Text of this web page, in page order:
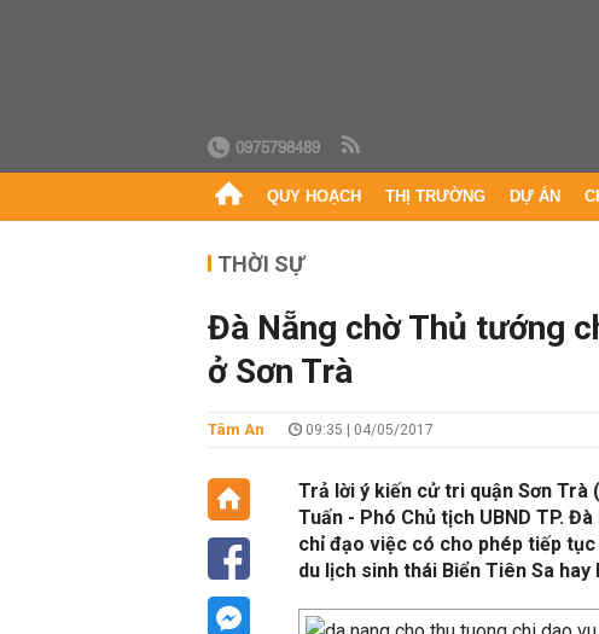
0975798489
QUY HOẠCH THỊ TRƯỜNG DỰ ÁN
THỜI SỰ
Đà Nẵng chờ Thủ tướng
ở Sơn Trà
Tâm An 09:35 | 04/05/2017
Trả lời ý kiến cử tri quận Sơn Trà
Tuấn - Phó Chủ tịch UBND TP.
chỉ đạo việc có cho phép tiếp
du lịch sinh thái Biển Tiên Sa hay